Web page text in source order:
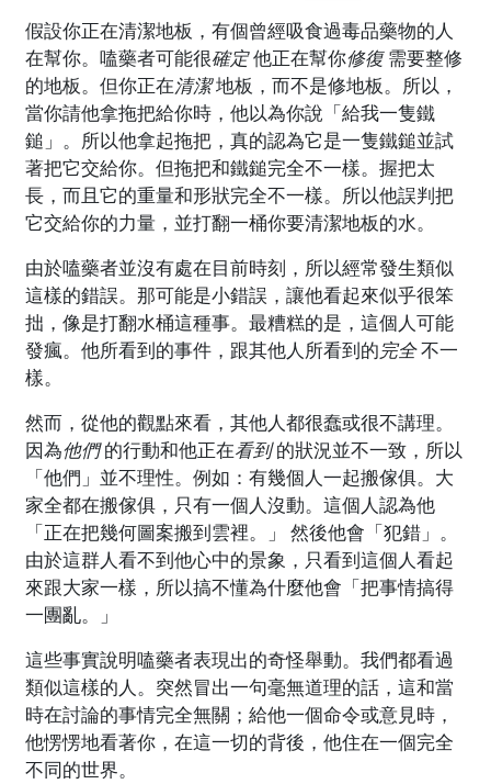
假設你正在清潔地板，有個曾經吸食過毒品藥物的人
在幫你。嗑藥者可能很確定他正在幫你修復需要整修
的地板。但你正在清潔地板，而不是修地板。所以，
當你請他拿拖把給你時，他以為你說「給我一隻鐵
鎚」。所以他拿起拖把，真的認為它是一隻鐵鎚並試
著把它交給你。但拖把和鐵鎚完全不一樣。握把太
長，而且它的重量和形狀完全不一樣。所以他誤判把
它交給你的力量，並打翻一桶你要清潔地板的水。
由於嗑藥者並沒有處在目前時刻，所以經常發生類似
這樣的錯誤。那可能是小錯誤，讓他看起來似乎很笨
拙，像是打翻水桶這種事。最糟糕的是，這個人可能
發瘋。他所看到的事件，跟其他人所看到的完全不一
樣。
然而，從他的觀點來看，其他人都很蠢或很不講理。
因為他們的行動和他正在看到的狀況並不一致，所以
「他們」並不理性。例如：有幾個人一起搬傢俱。大
家全都在搬傢俱，只有一個人沒動。這個人認為他
「正在把幾何圖案搬到雲裡。」 然後他會「犯錯」。
由於這群人看不到他心中的景象，只看到這個人看起
來跟大家一樣，所以搞不懂為什麼他會「把事情搞得
一團亂。」
這些事實說明嗑藥者表現出的奇怪舉動。我們都看過
類似這樣的人。突然冒出一句毫無道理的話，這和當
時在討論的事情完全無關；給他一個命令或意見時，
他愣愣地看著你，在這一切的背後，他住在一個完全
不同的世界。